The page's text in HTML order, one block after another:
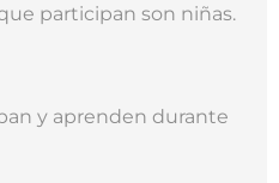
participan son niñas.
y aprenden durante